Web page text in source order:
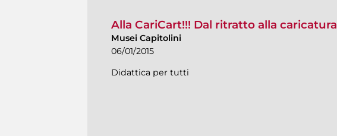
Alla CariCart!!! Dal ritratto alla caricatura
Musei Capitolini
06/01/2015
Didattica per tutti